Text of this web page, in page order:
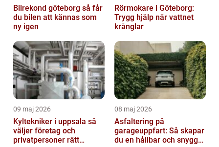
Bilrekond göteborg så får
du bilen att kännas som
ny igen
Rörmokare i Göteborg:
Trygg hjälp när vattnet
krånglar
09 maj 2026
Kyltekniker i uppsala så
väljer företag och
privatpersoner rätt
08 maj 2026
Asfaltering på
garageuppfart: Så skapar
du en hållbar och snygg